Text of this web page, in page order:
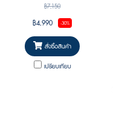
ร่วมสมัยที่ยังคงเอกลักษณ์แบบ Ray-Ban พร้อม
ความพองตัวเป็นเอกลักษณ์ในสไตล์ “Puffer” ที่
กำลังเป็นเทรนด์
฿7,150
฿4,990 -30%
สั่งซื้อสินค้า
เปรียบเทียบ